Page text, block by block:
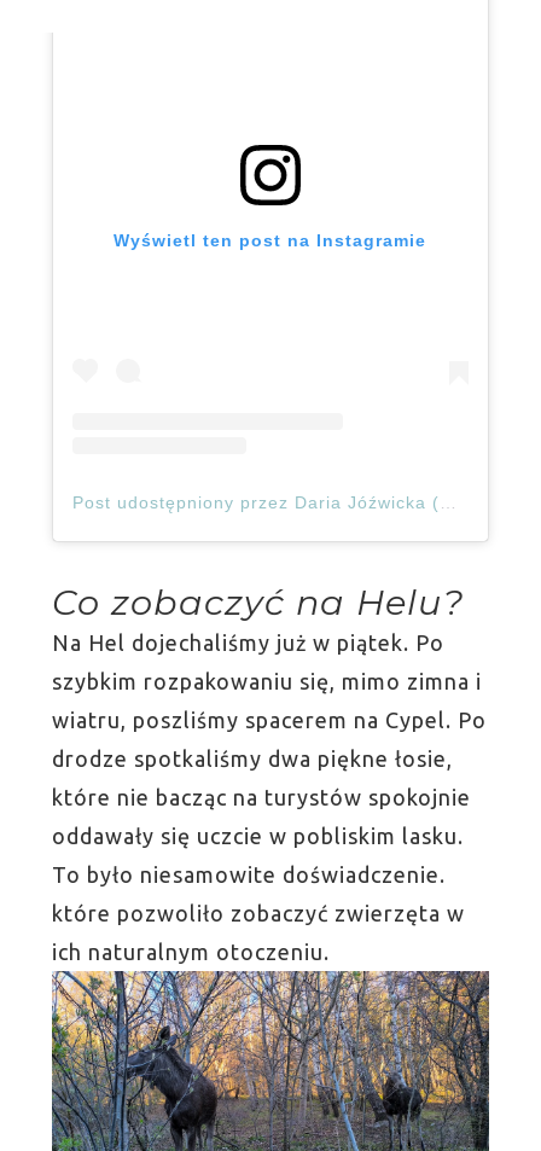
Wyświetl ten post na Instagramie
Co zobaczyć na Helu?
Na Hel dojechaliśmy już w piątek. Po
szybkim rozpakowaniu się, mimo zimna i
wiatru, poszliśmy spacerem na Cypel. Po
drodze spotkaliśmy dwa piękne łosie,
które nie bacząc na turystów spokojnie
oddawały się uczcie w pobliskim lasku.
To było niesamowite doświadczenie.
które pozwoliło zobaczyć zwierzęta w
ich naturalnym otoczeniu.